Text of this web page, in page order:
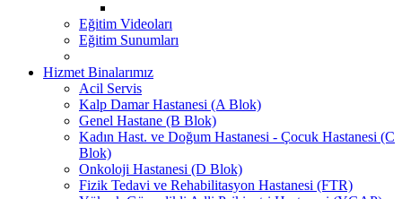
Eğitim Videoları
Eğitim Sunumları
Hizmet Binalarımız
Acil Servis
Kalp Damar Hastanesi (A Blok)
Genel Hastane (B Blok)
Kadın Hast. ve Doğum Hastanesi - Çocuk Hastanesi (C
Blok)
Onkoloji Hastanesi (D Blok)
Fizik Tedavi ve Rehabilitasyon Hastanesi (FTR)